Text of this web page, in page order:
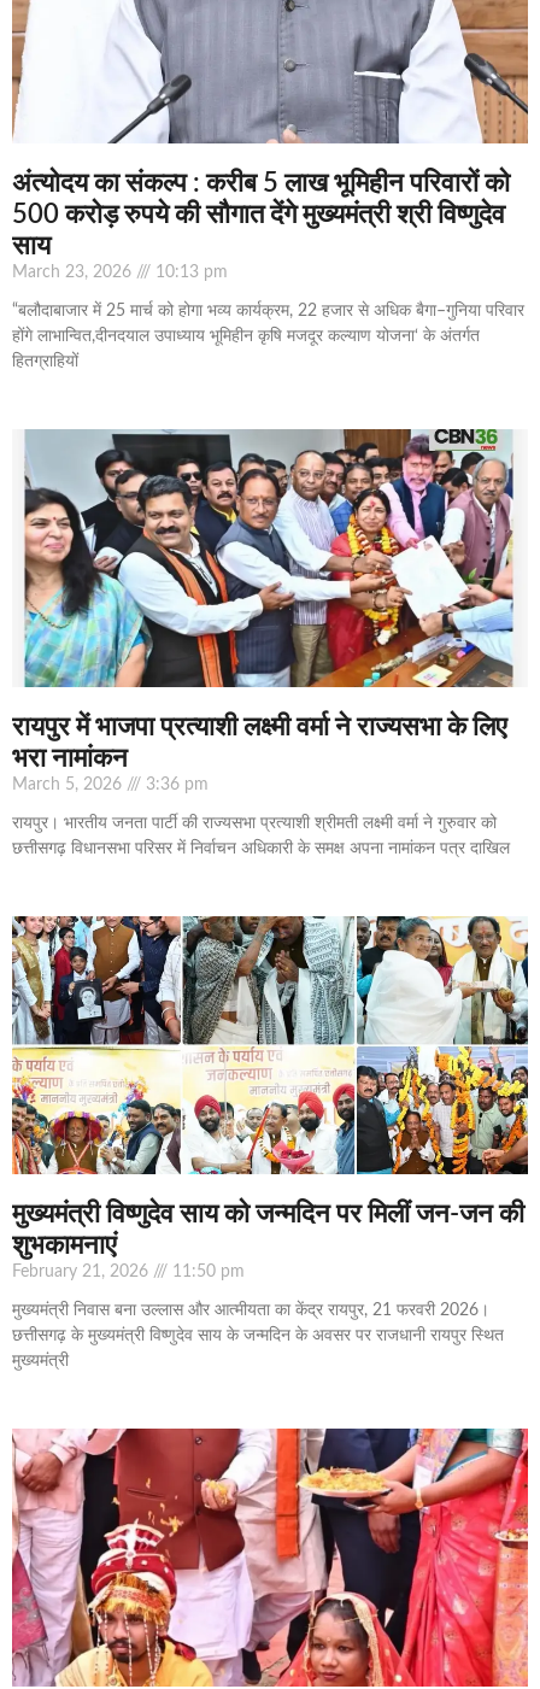
अंत्योदय का संकल्प : करीब 5 लाख भूमिहीन परिवारों को
500 करोड़ रुपये की सौगात देंगे मुख्यमंत्री श्री विष्णुदेव
साय
March 23, 2026 10:13 pm
“बलौदाबाजार में 25 मार्च को होगा भव्य कार्यक्रम, 22 हजार से अधिक बैगा–गुनिया परिवार
होंगे लाभान्वित,दीनदयाल उपाध्याय भूमिहीन कृषि मजदूर कल्याण योजना‘ के अंतर्गत
हितग्राहियों
रायपुर में भाजपा प्रत्याशी लक्ष्मी वर्मा ने राज्यसभा के लिए
भरा नामांकन
March 5, 2026 3:36 pm
रायपुर। भारतीय जनता पार्टी की राज्यसभा प्रत्याशी श्रीमती लक्ष्मी वर्मा ने गुरुवार को
छत्तीसगढ़ विधानसभा परिसर में निर्वाचन अधिकारी के समक्ष अपना नामांकन पत्र दाखिल
मुख्यमंत्री विष्णुदेव साय को जन्मदिन पर मिलीं जन-जन की
शुभकामनाएं
February 21, 2026 11:50 pm
मुख्यमंत्री निवास बना उल्लास और आत्मीयता का केंद्र रायपुर, 21 फरवरी 2026।
छत्तीसगढ़ के मुख्यमंत्री विष्णुदेव साय के जन्मदिन के अवसर पर राजधानी रायपुर स्थित
मुख्यमंत्री